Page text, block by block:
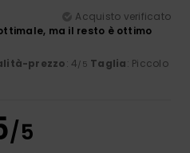
Acquisto verificato
ma il resto è ottimo
prezzo: 4/5 Taglia: Piccolo
/5